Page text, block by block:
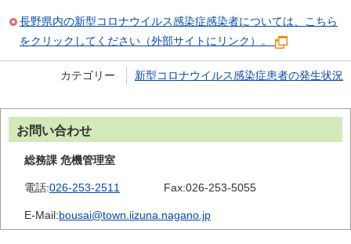
長野県内の新型コロナウイルス感染症感染者については、こちら
をクリックしてください（外部サイトにリンク）。
カテゴリー 新型コロナウイルス感染症患者の発生状況
お問い合わせ
総務課 危機管理室
電話:026-253-2511 Fax:026-253-5055
E-Mail:bousai@town.iizuna.nagano.jp